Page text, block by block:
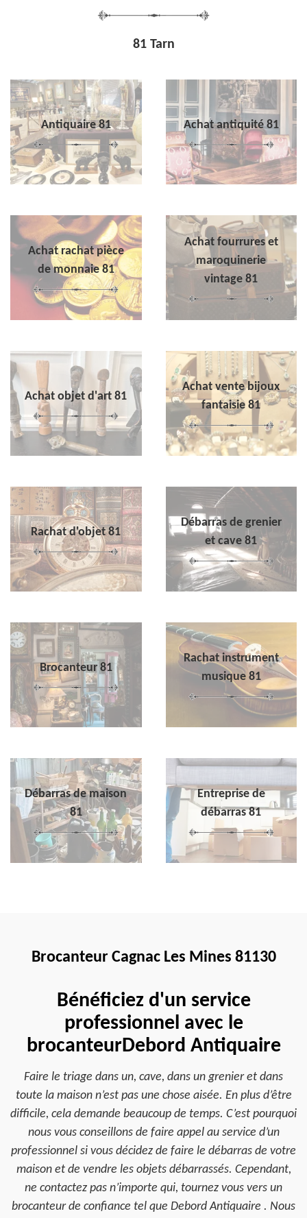
81 Tarn
Antiquaire 81 Achat antiquité 81
Achat rachat pièce
de monnaie 81
Achat fourrures et
maroquinerie
vintage 81
Achat objet d'art 81
Achat vente bijoux
fantaisie 81
Rachat d'objet 81
Débarras de grenier
et cave 81
Brocanteur 81
Rachat instrument
musique 81
Débarras de maison
81
Entreprise de
débarras 81
Brocanteur Cagnac Les Mines 81130
Bénéficiez d'un service
professionnel avec le
brocanteurDebord Antiquaire
Faire le triage dans un, cave, dans un grenier et dans
toute la maison n’est pas une chose aisée. En plus d’être
difficile, cela demande beaucoup de temps. C’est pourquoi
nous vous conseillons de faire appel au service d’un
professionnel si vous décidez de faire le débarras de votre
maison et de vendre les objets débarrassés. Cependant,
ne contactez pas n’importe qui, tournez vous vers un
brocanteur de confiance tel que Debord Antiquaire . Nous